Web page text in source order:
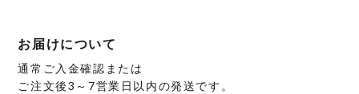
お届けについて
通常ご入金確認または
ご注文後3～7営業日以内の発送です。